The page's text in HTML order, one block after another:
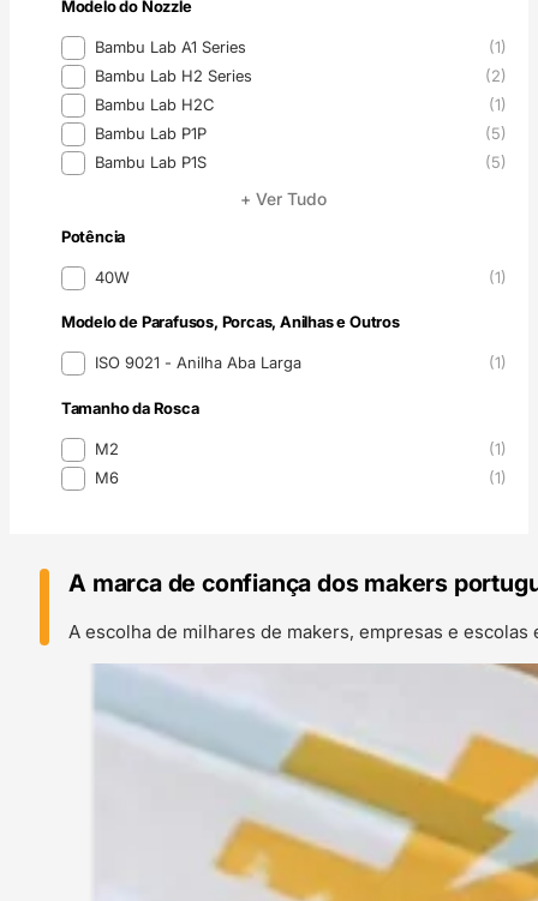
Modelo do Nozzle
Modelo do Nozzle
Bambu Lab A1 Series
(1)
Bambu Lab H2 Series
(2)
Bambu Lab H2C
(1)
Bambu Lab P1P
(5)
Bambu Lab P1S
(5)
+ Ver Tudo
Potência
Potência
40W (1)
Modelo de Parafusos, Porcas, Anilhas e Outros
Modelo de Parafusos, Porcas, Anilhas e Outros
ISO 9021 - Anilha Aba Larga (1)
Tamanho da Rosca
Tamanho da Rosca
M2
(1)
M6
(1)
A marca de confiança dos makers
A escolha de milhares de makers, empresas e escolas